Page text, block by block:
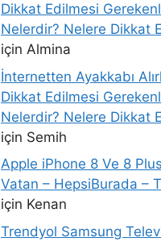
Dikkat Edilmesi
Nelerdir? Nelere Dikkat
için Almina
İnternetten Ayakkabı
Dikkat Edilmesi
Nelerdir? Nelere Dikkat
için Semih
Apple iPhone 8 Ve 8
Vatan – HepsiBurada –
için Kenan
Trendyol Samsung